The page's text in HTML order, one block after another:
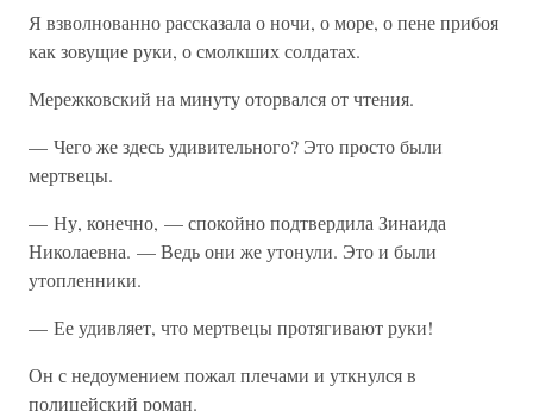
Я взволнованно рассказала о ночи, о море, о пене прибоя
как зовущие руки, о смолкших солдатах.
Мережковский на минуту оторвался от чтения.
— Чего же здесь удивительного? Это просто были
мертвецы.
— Ну, конечно, — спокойно подтвердила Зинаида
Николаевна. — Ведь они же утонули. Это и были
утопленники.
— Ее удивляет, что мертвецы протягивают руки!
Он с недоумением пожал плечами и уткнулся в
полицейский роман.